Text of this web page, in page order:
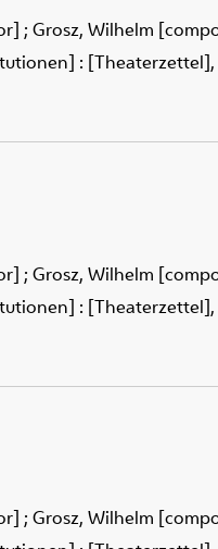
; Grosz, Wilhelm
: [Theaterzettel],
; Grosz, Wilhelm
: [Theaterzettel],
; Grosz, Wilhelm